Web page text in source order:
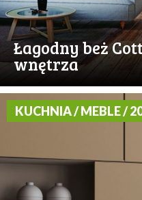
Łagodny beż
wnętrza
KUCHNIA / MEBLE /